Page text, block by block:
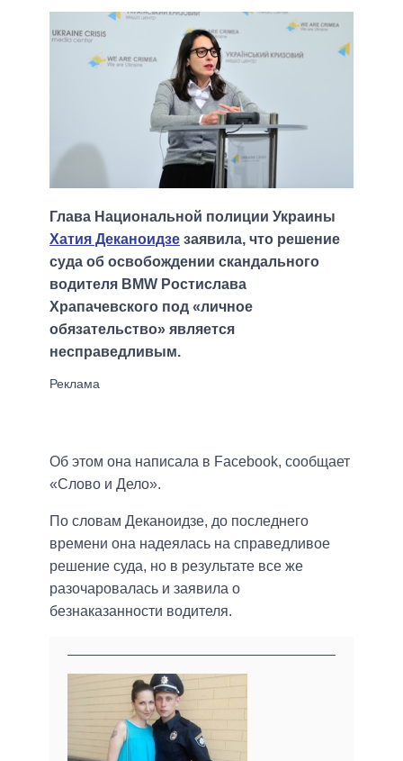
Глава Национальной полиции Украины
Хатия Деканоидзе заявила, что решение
суда об освобождении скандального
водителя BMW Ростислава
Храпачевского под «личное
обязательство» является
несправедливым.
Об этом она написала в Facebook, сообщает
«Слово и Дело».
По словам Деканоидзе, до последнего
времени она надеялась на справедливое
решение суда, но в результате все же
разочаровалась и заявила о
безнаказанности водителя.